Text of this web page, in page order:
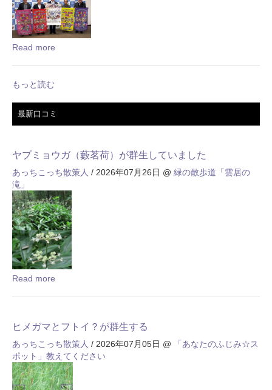
Read more
もっと読む
最新口コミ
ヤブミョウガ（藪茗荷）が群生していました
あっちこっち散策人 / 2026年07月26日 @ 緑の散歩道「雲居の
滝」
Read more
ヒメガマとフトイ？が群生する
あっちこっち散策人 / 2026年07月05日 @
「あなたのふじみ☆ス
ポット」教えてください